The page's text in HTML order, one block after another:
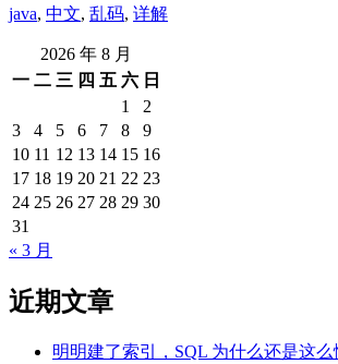
java, 中文, 乱码, 详解
2026 年 8 月
一 二 三 四 五 六 日
1
2
3
4 5 6 7 8
9
10 11 12 13 14 15 16
17 18 19 20 21 22 23
24 25 26 27 28 29 30
31
« 3 月
近期文章
明明建了索引，SQL 为什么还是这